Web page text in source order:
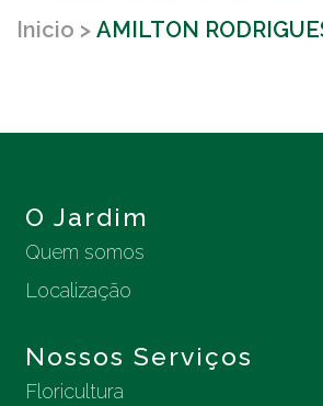
Inicio AMILTON
O Jardim
Quem somos
Localização
Nossos Serviços
Floricultura